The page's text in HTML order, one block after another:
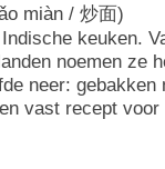
miàn / 炒面)
keuken.
noemen ze
neer:
vast recept